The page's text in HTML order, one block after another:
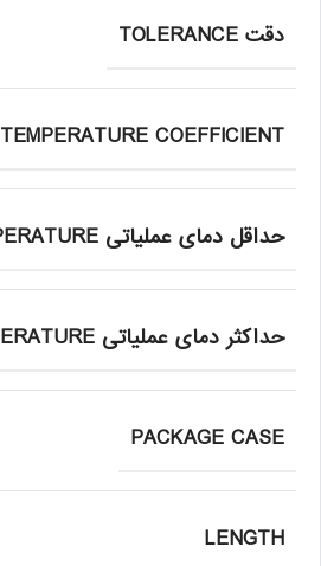
دقت TOLERANCE
TEMPERATURE COEFFICIENT
حداقل دمای عملیاتی MIN OPERATING TEMPERATURE
حداکثر دمای عملیاتی MAX OPERATING TEMPERATURE
PACKAGE CASE
LENGTH